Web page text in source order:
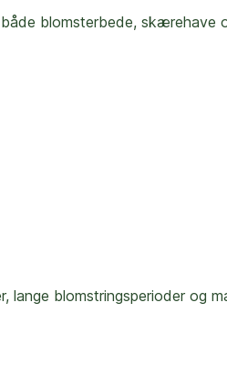
blomsterbede, skærehave
blomstringsperioder og